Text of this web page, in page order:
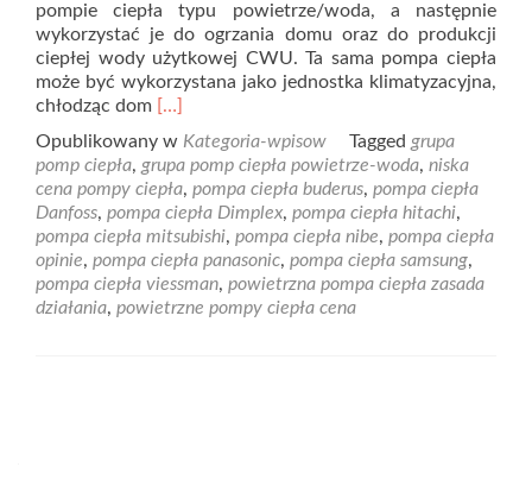
pompie ciepła typu powietrze/woda, a następnie
wykorzystać je do ogrzania domu oraz do produkcji
ciepłej wody użytkowej CWU. Ta sama pompa ciepła
może być wykorzystana jako jednostka klimatyzacyjna,
chłodząc dom Read
about
Pompy
ciepła
powietrzne
[…]
Opublikowany w Kategoria-wpisow Tagged grupa
pomp ciepła, grupa pomp ciepła powietrze-woda, niska
cena pompy ciepła, pompa ciepła buderus, pompa ciepła
Danfoss, pompa ciepła Dimplex, pompa ciepła hitachi,
pompa ciepła mitsubishi, pompa ciepła nibe, pompa ciepła
opinie, pompa ciepła panasonic, pompa ciepła samsung,
pompa ciepła viessman, powietrzna pompa ciepła zasada
działania, powietrzne pompy ciepła cena